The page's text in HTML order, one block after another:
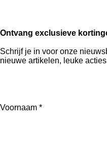
Ontvang exclusieve
Schrijf je in voor onze
nieuwe artikelen, leuke
Voornaam *